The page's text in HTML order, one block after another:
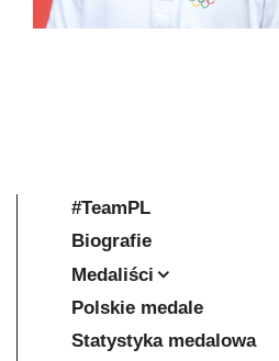
#TeamPL
Biografie
Medaliści
Polskie medale
Statystyka medalowa